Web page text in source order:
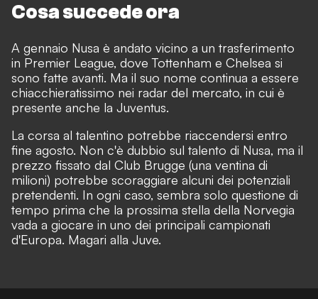
Cosa succede ora
A gennaio Nusa è andato vicino a un trasferimento
in Premier League, dove Tottenham e Chelsea si
sono fatte avanti. Ma il suo nome continua a essere
chiacchieratissimo nei radar del mercato, in cui è
presente anche la Juventus.
La corsa al talentino potrebbe riaccendersi entro
fine agosto. Non c'è dubbio sul talento di Nusa, ma il
prezzo fissato dal Club Brugge (una ventina di
milioni) potrebbe scoraggiare alcuni dei potenziali
pretendenti. In ogni caso, sembra solo questione di
tempo prima che la prossima stella della Norvegia
vada a giocare in uno dei principali campionati
d'Europa. Magari alla Juve.